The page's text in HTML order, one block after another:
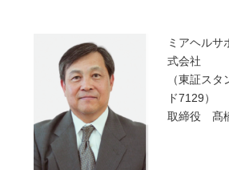
ミアヘルサ
式会社
（東証ス
ド7129）
取締役 髙